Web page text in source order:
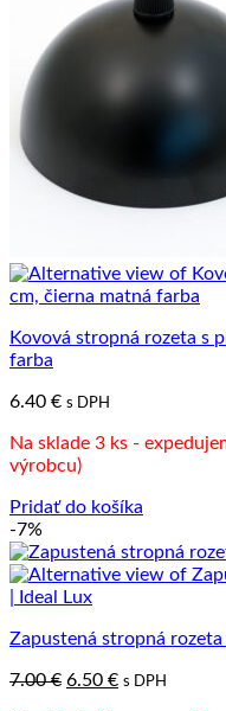
Kovová stropná rozeta s
farba
6.40 € s DPH
Na sklade 3 ks -
výrobcu)
Pridať do košíka
-7%
Zapustená stropná
7.00€ Pôvodná
6.50 €Aktuálna
s DPH